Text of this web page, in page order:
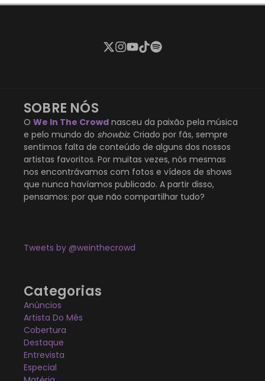
SOBRE NÓS
O We In The Crowd nasceu da paixão pela música
e pelo mundo do showbiz. Criado por fãs, sempre
sentimos falta de conteúdo de alguns dos nossos
artistas favoritos. Por muitas vezes, nós mesmas
nos encontrávamos com fotos e vídeos de shows
que nunca havíamos publicado. A partir disso,
pensamos: por que não compartilhar tudo?
Tweets by @weinthecrowd
Categorias
Anúncios
Artista Do Mês
Cobertura
Destaque
Entrevista
Especial